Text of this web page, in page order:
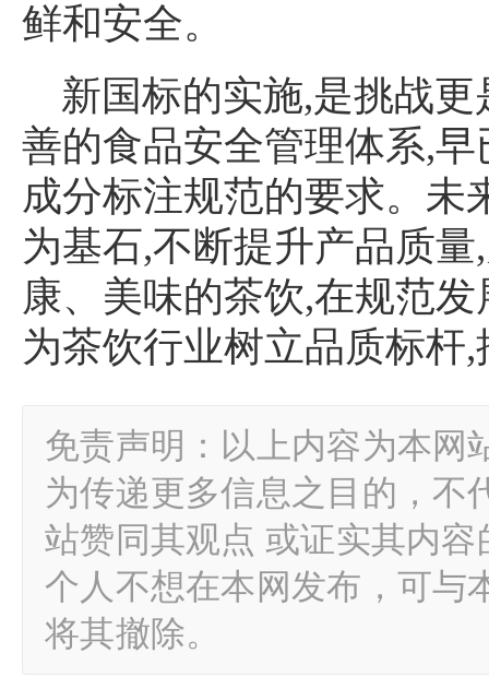
鲜和安全。
新国标的实施,是挑战
善的食品安全管理体系,
成分标注规范的要求。未
为基石,不断提升产品质
康、美味的茶饮,在规范
为茶饮行业树立品质标杆
免责声明：以上内容为本网
为传递更多信息之目的，不
站赞同其观点 或证实其内
个人不想在本网发布，可与
将其撤除。